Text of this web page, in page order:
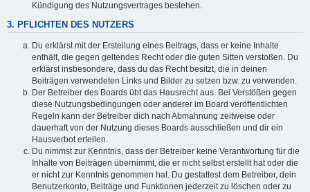
Kündigung des Nutzungsvertrages bestehen.
3. PFLICHTEN DES NUTZERS
Du erklärst mit der Erstellung eines Beitrags, dass er keine Inhalte
enthält, die gegen geltendes Recht oder die guten Sitten verstoßen. Du
erklärst insbesondere, dass du das Recht besitzt, die in deinen
Beiträgen verwendeten Links und Bilder zu setzen bzw. zu verwenden.
Der Betreiber des Boards übt das Hausrecht aus. Bei Verstößen gegen
diese Nutzungsbedingungen oder anderer im Board veröffentlichten
Regeln kann der Betreiber dich nach Abmahnung zeitweise oder
dauerhaft von der Nutzung dieses Boards ausschließen und dir ein
Hausverbot erteilen.
Du nimmst zur Kenntnis, dass der Betreiber keine Verantwortung für die
Inhalte von Beiträgen übernimmt, die er nicht selbst erstellt hat oder die
er nicht zur Kenntnis genommen hat. Du gestattest dem Betreiber, dein
Benutzerkonto, Beiträge und Funktionen jederzeit zu löschen oder zu